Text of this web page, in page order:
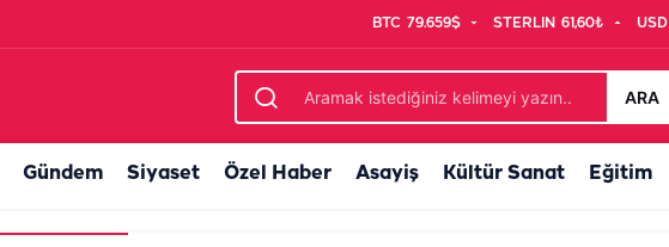
BTC 79.659$ STERLIN 61,60₺ USD
ARA
Gündem Siyaset Özel Haber Asayiş Kültür Sanat Eğitim